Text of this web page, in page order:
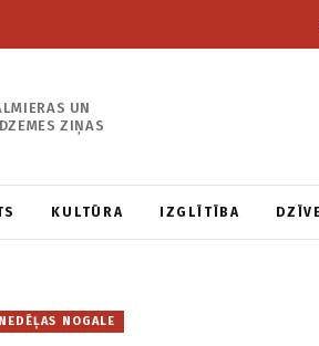
UN
ZIŅAS
KULTŪRA IZGLĪTĪBA DZĪVE
NEDĒĻAS NOGALE